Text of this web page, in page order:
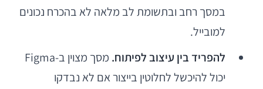
במסך רחב ובתשומת לב מלאה לא בהכרח נכונים
למובייל.
להפריד בין עיצוב לפיתוח.
מסך מצוין ב-Figma
יכול להיכשל לחלוטין בייצור אם לא נבדקו